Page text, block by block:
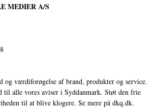
MEDIER A/S
og værdiforøgelse af brand, produkter og service.
til alle vores aviser i Syddanmark. Støt den frie
til at blive klogere. Se mere på dkq.dk.